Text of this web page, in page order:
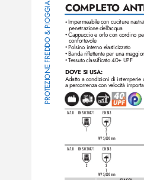
PRO
TEZIONE FREDDO & PIOGGIA • Impermeabile con cuciture
penetrazione dell'acqua
• Cappuccio e orlo con cordino
confortevole
• Polsino interno elasticizzato
• Banda riflettente per una
• Tessuto classificato 40+ UPF
DOVE SI USA:
Adatto a condizioni di intemperie
a percorrenza con velocità
CAT. II EN ISO 20471
1
EN 343
3
1
WP 5,000 mm
CAT. II EN ISO 20471
3
EN 343
3
1
WP 5,000 mm
COMPLETO